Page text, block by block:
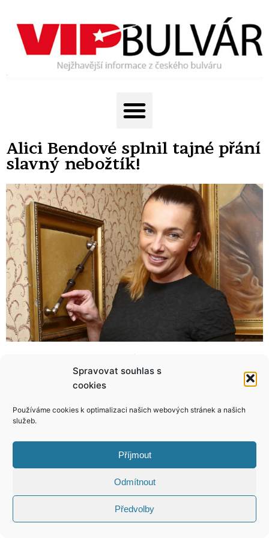
Spravovat souhlas s
cookies
Používáme cookies k optimalizaci našich webových stránek a našich
služeb.
Příjmout
Odmítnout
Předvolby
Alici Bendové splnil tajné přání
slavný nebožtík!
Vítězka StarDance Doležalová a Martin Zelinka! První zamilovaná foto!
KONTAKT
Copyright © 2026 VIP Bulvár, All Rights
Reserved